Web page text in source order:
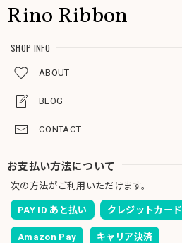
Rino Ribbon
SHOP INFO
ABOUT
BLOG
CONTACT
お支払い方法について
次の方法がご利用いただけます。
PAY ID あと払い クレジットカード
Amazon Pay キャリア決済